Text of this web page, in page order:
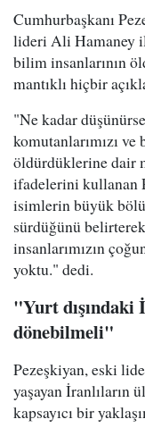
Cumhurbaşkanı
lideri Ali Hamaney
bilim insanlarının
mantıklı hiçbir
"Ne kadar
komutanlarımızı ve
öldürdüklerine dair
ifadelerini kullanan
isimlerin büyük
sürdüğünü
insanlarımızın
yoktu." dedi.
"Yurt
dönebilmeli"
Pezeşkiyan, eski
yaşayan İranlıların
kapsayıcı bir